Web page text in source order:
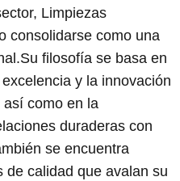
Limpiezas
consolidarse como una
filosofía se basa en
y la innovación
como en la
duraderas con
se encuentra
de calidad que avalan su